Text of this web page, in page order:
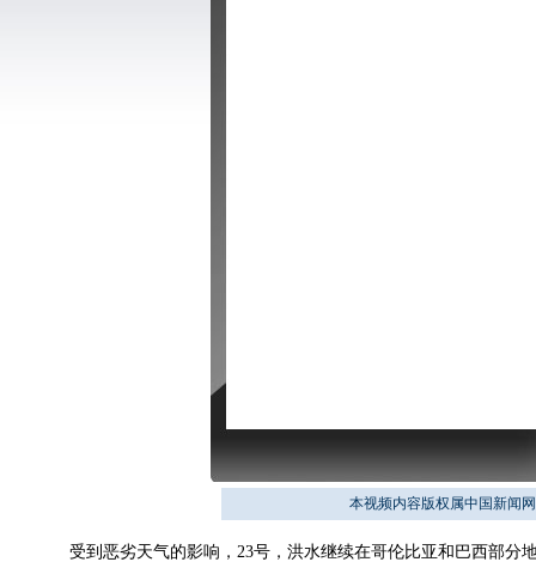
本视频内容版权属中国新闻
受到恶劣天气的影响，23号，洪水继续在哥伦比亚和巴西部分